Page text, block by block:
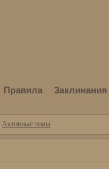
Правила Заклинания
Активные темы